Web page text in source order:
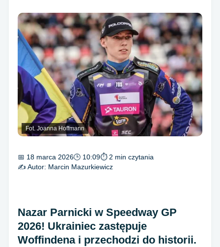
Fot. Joanna Hoffmann
📅 18 marca 2026🕒 10:09⏱ 2 min czytania
✍️ Autor: Marcin Mazurkiewicz
Nazar Parnicki w Speedway GP
2026! Ukrainiec zastępuje
Woffindena i przechodzi do historii.